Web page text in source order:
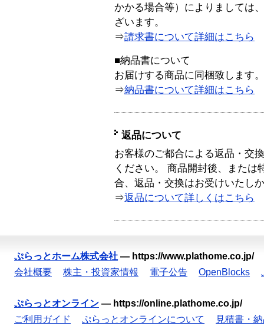
かかる場合等）によりましては
ざいます。
⇒請求書について詳細はこちら
■納品書について
お届けする商品に同梱致します。
⇒納品書について詳細はこちら
返品について
お客様のご都合による返品・交
ください。 商品開封後、または
合、返品・交換はお受けいたし
⇒返品について詳しくはこちら
ぷらっとホーム株式会社 — https://www.plathome.co.jp/
会社概要
株主・投資家情報 電子公告 OpenBlocks
ぷらっとオンライン — https://online.plathome.co.jp/
ご利用ガイド
ぷらっとオンラインについて 見積書・